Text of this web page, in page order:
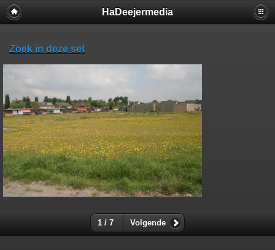
HaDeejermedia
Zoek in deze set
1 / 7 Volgende